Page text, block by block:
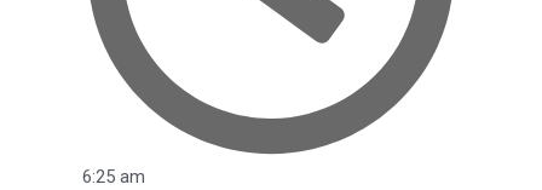
6:25 am